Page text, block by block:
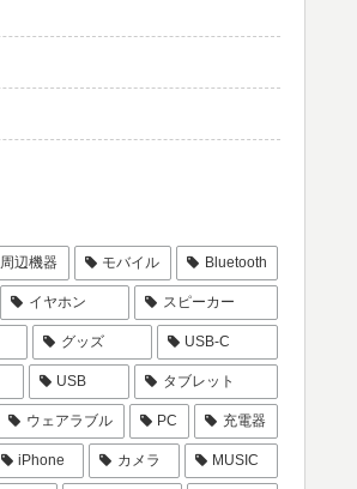
周辺機器 モバイル Bluetooth
イヤホン スピーカー
グッズ USB-C
USB タブレット
ウェアラブル PC 充電器
iPhone カメラ MUSIC